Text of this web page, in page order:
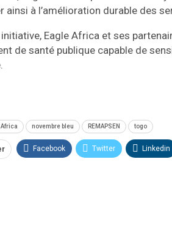
ainsi à l’amélioration durable des
Eagle Africa et ses
de santé publique capable de
novembre bleu REMAPSEN togo
Facebook Twitter Linkedin